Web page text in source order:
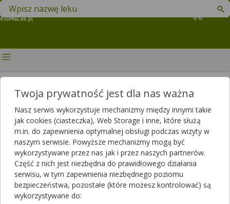
Koszyk
Znajdź lek w swojej okolicy
Rzeżączka - objawy i sposoby
leczenia
Publikacja: 2020-01-30 14:21 Aktualizacja: 2025-06-03 14:20
Rzeżączka należy do jednych z najczęstszych chorób
wenerycznych. Może pojawić się zarówno u kobiet jak i
Autor
Artykuł rekomendowany przez:
magister farmacji Bartłomiej Łuczyński
Twoja prywatność jest dla nas ważna
Nasz serwis wykorzystuje mechanizmy między innymi takie
jak cookies (ciasteczka), Web Storage i inne, które służą
m.in. do zapewnienia optymalnej obsługi podczas wizyty w
naszym serwisie. Powyższe mechanizmy mogą być
wykorzystywane przez nas jak i przez naszych partnerów.
Część z nich jest niezbędna do prawidłowego działania
serwisu, w tym zapewnienia niezbędnego poziomu
bezpieczeństwa, pozostałe (które możesz kontrolować) są
wykorzystywane do: